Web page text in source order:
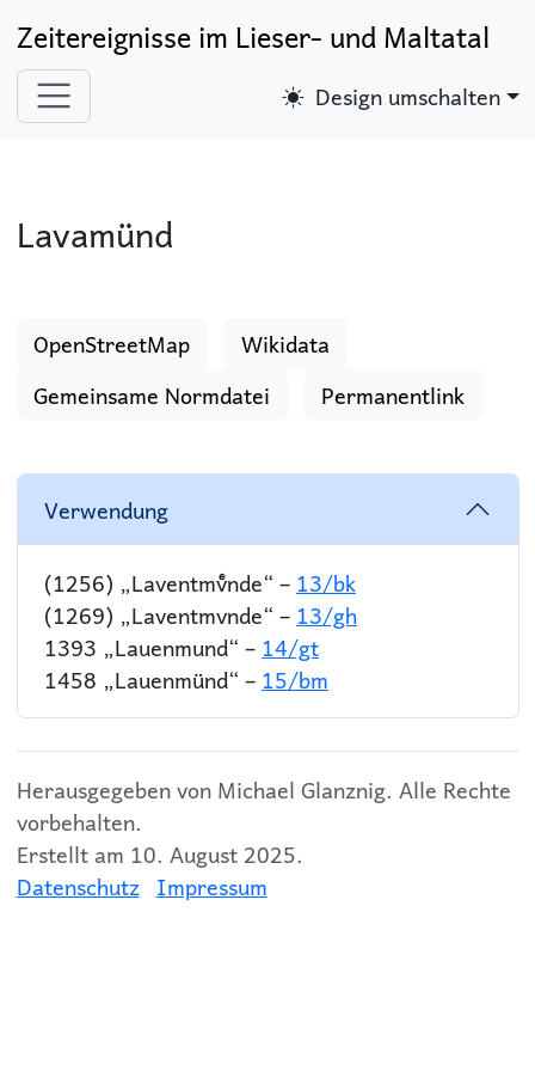
Zeitereignisse im Lieser- und Maltatal
Design umschalten
Lavamünd
OpenStreetMap
Wikidata
Gemeinsame Normdatei
Permanentlink
Verwendung
(1256) „Laventmvͤnde“ – 13/bk
(1269) „Laventmvnde“ – 13/gh
1393 „Lauenmund“ – 14/gt
1458 „Lauenmünd“ – 15/bm
Herausgegeben von Michael Glanznig. Alle Rechte
vorbehalten.
Erstellt am 10. August 2025.
Datenschutz Impressum